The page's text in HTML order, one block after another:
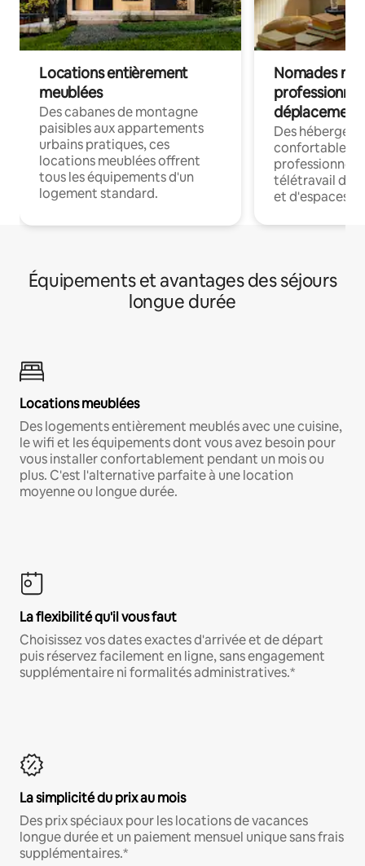
Locations entièrement
meublées
Des cabanes de montagne
paisibles aux appartements
urbains pratiques, ces
locations meublées offrent
tous les équipements d'un
logement standard.
Nomades
déplacement
Des
confortables
professionnels
télétravail
et d'espaces
Équipements et avantages des séjours
longue durée
Locations meublées
Des logements entièrement meublés avec une cuisine,
le wifi et les équipements dont vous avez besoin pour
vous installer confortablement pendant un mois ou
plus. C'est l'alternative parfaite à une location
moyenne ou longue durée.
La flexibilité qu'il vous faut
Choisissez vos dates exactes d'arrivée et de départ
puis réservez facilement en ligne, sans engagement
supplémentaire ni formalités administratives.*
La simplicité du prix au mois
Des prix spéciaux pour les locations de vacances
longue durée et un paiement mensuel unique sans frais
supplémentaires.*